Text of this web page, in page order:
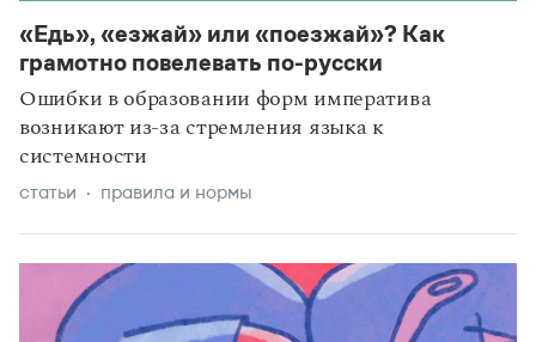
«Едь», «езжай» или «поезжай»? Как
грамотно повелевать по-русски
Ошибки в образовании форм императива
возникают из-за стремления языка к
системности
статьи правила и нормы